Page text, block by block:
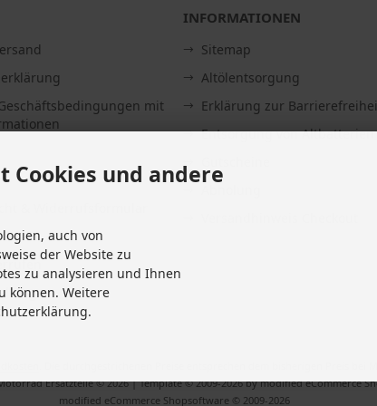
mit
INFORMATIONEN
Sitemap
Altölentsorgung
Erklärung zur
Entsorgung von Altbatterien
Ersatzteile © 2026 | Template © 2009-2026 by modified eCommerce
modified eCommerce Shopsoftware © 2009-2026
Cookies und andere
auch von
der Website zu
zu analysieren und Ihnen
können. Weitere